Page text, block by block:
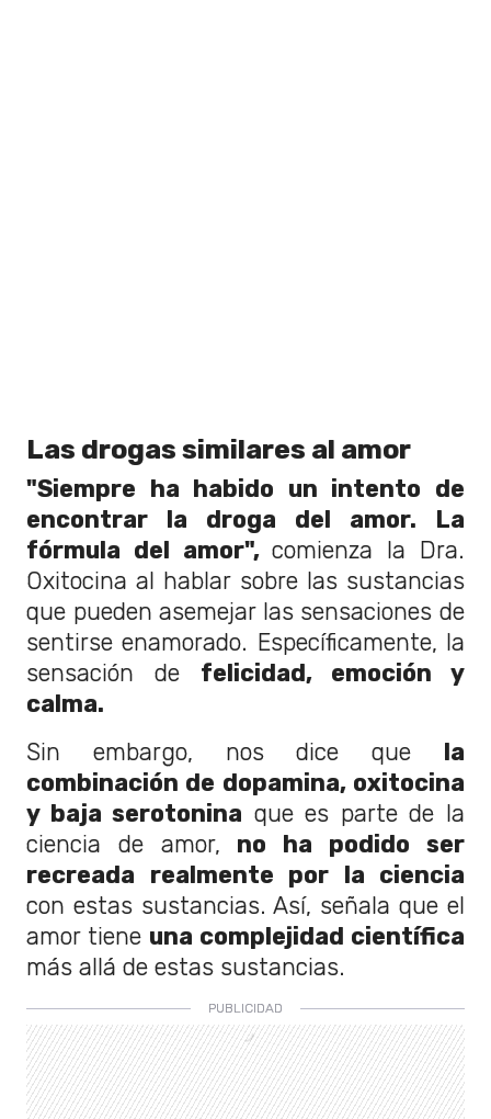
Las drogas similares al amor
"Siempre ha habido un intento de
encontrar la droga del amor. La
fórmula del amor",comienza la Dra.
Oxitocina al hablar sobre las sustancias
que pueden asemejar las sensaciones de
sentirse enamorado. Específicamente, la
sensación de felicidad, emoción y
calma.
Sin embargo, nos dice que la
combinación de dopamina, oxitocina
y baja serotonina que es parte de la
ciencia de amor, no ha podido ser
recreada realmente por la ciencia
con estas sustancias. Así, señala que el
amor tiene una complejidad científica
más allá de estas sustancias.